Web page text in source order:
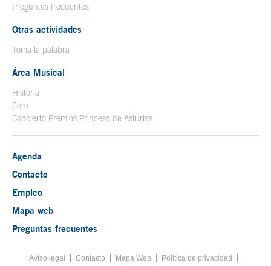
Preguntas frecuentes
Otras actividades
Toma la palabra
Área Musical
Historia
Coro
Concierto Premios Princesa de Asturias
Agenda
Contacto
Empleo
Mapa web
Preguntas frecuentes
Menú pie
Aviso legal Tecla de acceso 8
Contacto Mapa Web Política de privacidad